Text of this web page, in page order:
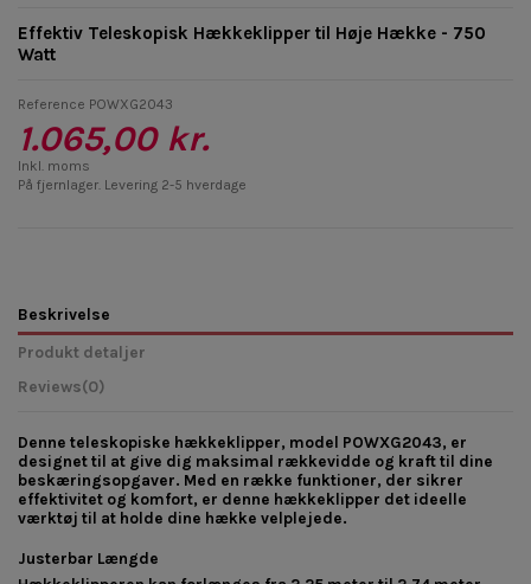
Effektiv Teleskopisk Hækkeklipper til Høje Hække - 750
Watt
Reference POWXG2043
1.065,00 kr.
Inkl. moms
På fjernlager. Levering 2-5 hverdage
Beskrivelse
Produkt detaljer
Reviews(0)
Denne teleskopiske hækkeklipper, model POWXG2043, er
designet til at give dig maksimal rækkevidde og kraft til dine
beskæringsopgaver. Med en række funktioner, der sikrer
effektivitet og komfort, er denne hækkeklipper det ideelle
værktøj til at holde dine hække velplejede.
Justerbar Længde